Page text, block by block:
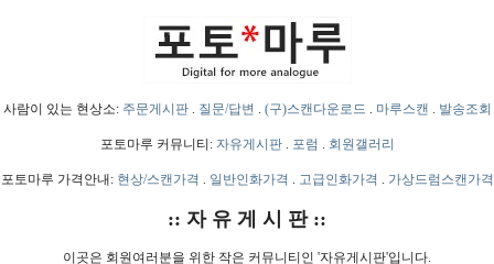
사람이 있는 현상소: 주문게시판. 질문/답변 . (구)스캔다운로드 . 마루스캔 . 발송조회
포토마루 커뮤니티: 자유게시판. 포럼 . 회원갤러리
포토마루 가격안내: 현상/스캔가격 . 일반인화가격 . 고급인화가격 . 가상드럼스캔가격
:: 자 유 게 시 판 ::
이곳은 회원여러분을 위한 작은 커뮤니티인 '자유게시판'입니다.